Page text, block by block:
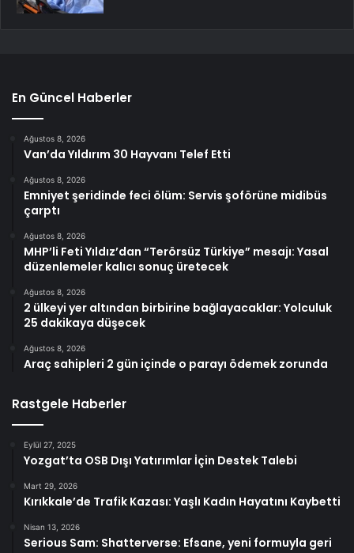
En Güncel Haberler
Ağustos 8, 2026
Van’da Yıldırım 30 Hayvanı Telef Etti
Ağustos 8, 2026
Emniyet şeridinde feci ölüm: Servis şoförüne midibüs
çarptı
Ağustos 8, 2026
MHP’li Feti Yıldız’dan “Terörsüz Türkiye” mesajı: Yasal
düzenlemeler kalıcı sonuç üretecek
Ağustos 8, 2026
2 ülkeyi yer altından birbirine bağlayacaklar: Yolculuk
25 dakikaya düşecek
Ağustos 8, 2026
Araç sahipleri 2 gün içinde o parayı ödemek zorunda
Rastgele Haberler
Eylül 27, 2025
Yozgat’ta OSB Dışı Yatırımlar İçin Destek Talebi
Mart 29, 2026
Kırıkkale’de Trafik Kazası: Yaşlı Kadın Hayatını Kaybetti
Nisan 13, 2026
Serious Sam: Shatterverse: Efsane, yeni formuyla geri